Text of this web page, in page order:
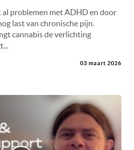
problemen met ADHD en door
last van chronische pijn.
cannabis de verlichting
03 maart 2026